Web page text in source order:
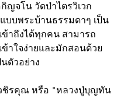
ญจโน วัดป่าไตรวิเวก
บบพระบ้านธรรมดาๆ เป็น
ข้าถึงได้ทุกคน สามารถ
าใจง่ายและมักสอนด้วย
ตัวอย่าง
ชิรคุณ หรือ "หลวงปู่บุญทัน